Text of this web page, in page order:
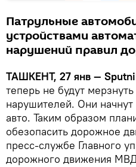
Патрульные
устройствами
нарушений правил
ТАШКЕНТ, 27 янв —
теперь не будут
нарушителей. Они начнут
авто. Таким образом
обезопасить дорожное
пресс-службе Главного
дорожного движения